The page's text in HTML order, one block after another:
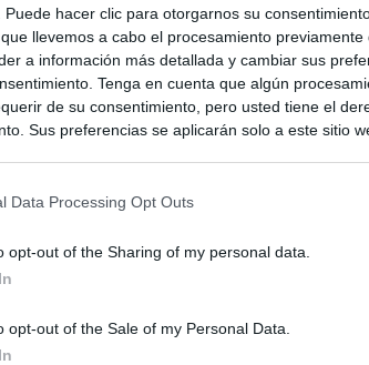
Puede hacer clic para otorgarnos su
llevemos a cabo el procesamiento previamente
a información más detallada y cambiar sus
Tenga en cuenta que algún
de su consentimiento, pero usted tiene el
Sus preferencias se aplicarán solo a este sitio
Data Processing Opt Outs
opt-out of the Sharing of my personal data.
opt-out of the Sale of my Personal Data.